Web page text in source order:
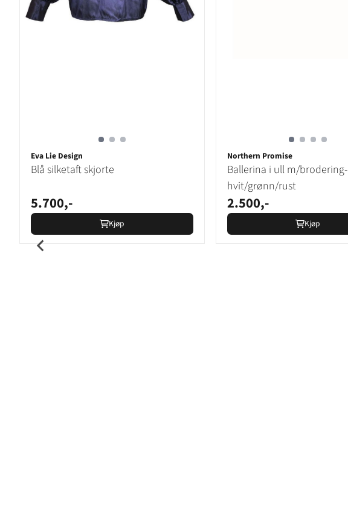
Eva Lie Design
Blå silketaft skjorte
5.700,-
Kjøp
Northern Promise
Ballerina i ull m/brodering-
hvit/grønn/rust
2.500,-
Kjøp